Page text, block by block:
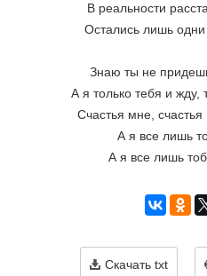
В реальности
Остались лишь
Знаю ты не
А я только тебя и жду,
Счастья мне,
А я все лишь
А я все лишь
Скачать txt